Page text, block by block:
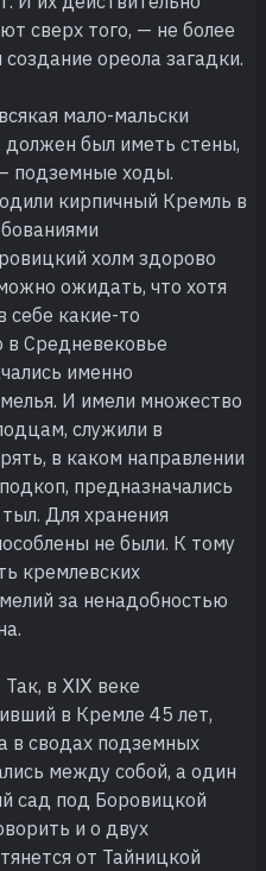
сверх того, — не более
ореола загадки.
мало-мальски
был иметь стены,
подземные ходы.
кирпичный Кремль в
холм здорово
ожидать, что хотя
себе какие-то
в Средневековье
именно
И имели множество
служили в
в каком направлении
предназначались
Для хранения
не были. К тому
кремлевских
за ненадобностью
Так, в ⅩⅨ веке
в Кремле 45 лет,
в сводах подземных
между собой, а один
сад под Боровицкой
и о двух
от Тайницкой